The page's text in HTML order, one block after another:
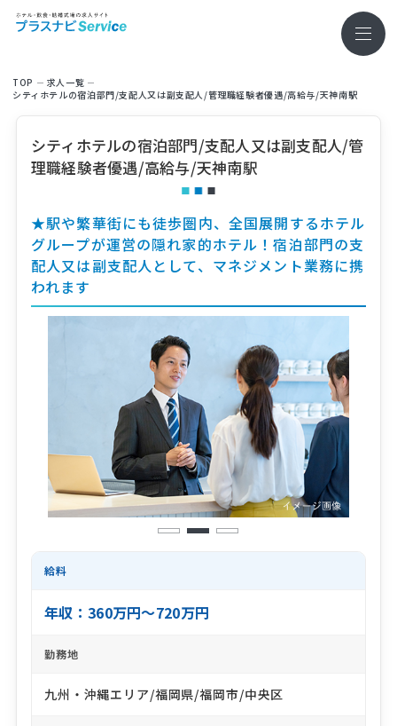
TOP
求⼈⼀覧
シティホテルの宿泊部門/支配人又は副支配人/管理職経験者優遇/高給与/天神南駅
シティホテルの宿泊部門/支配人又は副支配人/管
理職経験者優遇/高給与/天神南駅
★駅や繁華街にも徒歩圏内、全国展開するホテル
グループが運営の隠れ家的ホテル！宿泊部門の支
配人又は副支配人として、マネジメント業務に携
われます
1 2 3
給料
年収：360万円～720万円
勤務地
九州・沖縄エリア/福岡県/福岡市/中央区